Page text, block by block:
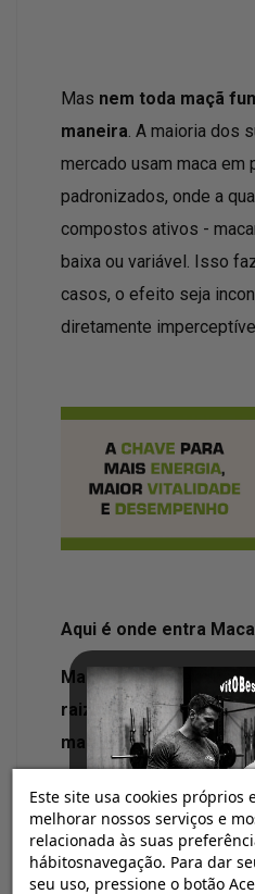
Mas nem toda maçã
maneira. A maioria dos
mercado usam maca em
padronizados, onde a
compostos ativos -
baixa ou variável. Isso
casos, o efeito seja
diretamente
Aqui é onde entra
Macafull®usa
raiz padronizado a 1%
macaenos. Este nível
garante que cada
quantidade efetiva e
ativo, dentro dos
analiticamente 1. Além
Este site usa cookies próprios
melhorar nossos serviços e
relacionada às suas
hábitosnavegação. Para dar
seu uso, pressione o botão